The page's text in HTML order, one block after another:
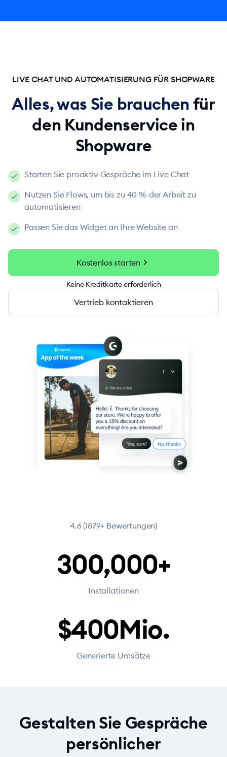
LIVE CHAT UND AUTOMATISIERUNG FÜR SHOPWARE
Alles, was Sie brauchenfür
den Kundenservice in
Shopware
Starten Sie proaktiv Gespräche im Live Chat
Nutzen Sie Flows, um bis zu 40 % der Arbeit zu
automatisieren
Passen Sie das Widget an Ihre Website an
Kostenlos starten chevron_right
Keine Kreditkarte erforderlich
Vertrieb kontaktieren
4.6 (1879+ Bewertungen)
300,000+
Installationen
$400Mio.
Generierte Umsätze
Gestalten Sie Gespräche
persönlicher